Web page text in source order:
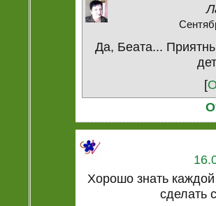
Да, Беата...
[
Хорошо знать
сделать